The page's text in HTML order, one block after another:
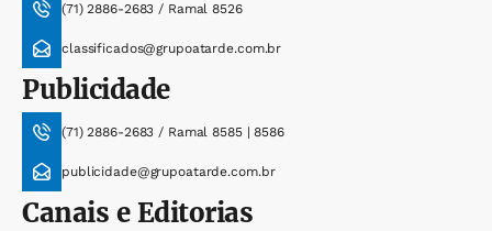
(71) 2886-2683 / Ramal 8526
classificados@grupoatarde.com.br
Publicidade
(71) 2886-2683 / Ramal 8585 | 8586
publicidade@grupoatarde.com.br
Canais e Editorias